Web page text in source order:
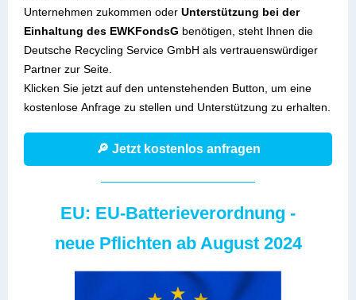
Unternehmen zukommen oder Unterstützung bei der
Einhaltung des EWKFondsG benötigen, steht Ihnen die
Deutsche Recycling Service GmbH als vertrauenswürdiger
Partner zur Seite.
Klicken Sie jetzt auf den untenstehenden Button, um eine
kostenlose Anfrage zu stellen und Unterstützung zu erhalten.
🔎 Jetzt kostenlos anfragen
EU: EU-Batterieverordnung -
neue Pflichten ab August 2024